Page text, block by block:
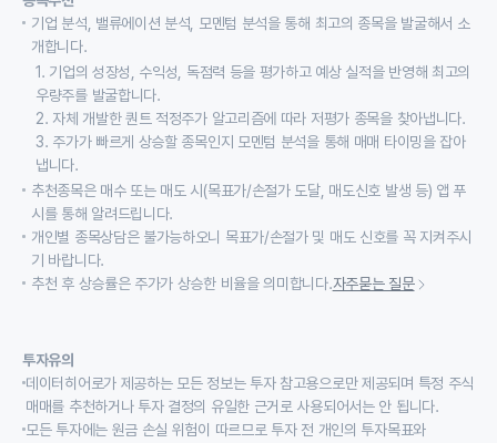
기업 분석, 밸류에이션 분석, 모멘텀 분석을 통해 최고의 종목을 발굴해서 소
개합니다.
1. 기업의 성장성, 수익성, 독점력 등을 평가하고 예상 실적을 반영해 최고의
우량주를 발굴합니다.
2. 자체 개발한 퀀트 적정주가 알고리즘에 따라 저평가 종목을 찾아냅니다.
3. 주가가 빠르게 상승할 종목인지 모멘텀 분석을 통해 매매 타이밍을 잡아
냅니다.
추천종목은 매수 또는 매도 시(목표가/손절가 도달, 매도신호 발생 등) 앱 푸
시를 통해 알려드립니다.
개인별 종목상담은 불가능하오니 목표가/손절가 및 매도 신호를 꼭 지켜주시
기 바랍니다.
추천 후 상승률은 주가가 상승한 비율을 의미합니다.자주묻는 질문
투자유의
데이터히어로가 제공하는 모든 정보는 투자 참고용으로만 제공되며 특정 주식
매매를 추천하거나 투자 결정의 유일한 근거로 사용되어서는 안 됩니다.
모든 투자에는 원금 손실 위험이 따르므로 투자 전 개인의 투자목표와